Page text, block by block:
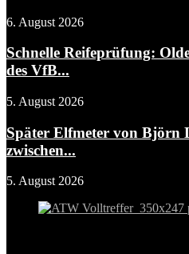
6. August 2026
Schnelle Reifeprüfung:
des VfB...
5. August 2026
Später Elfmeter von Björn
zwischen...
5. August 2026